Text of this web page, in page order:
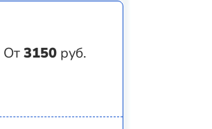
От3150 руб.